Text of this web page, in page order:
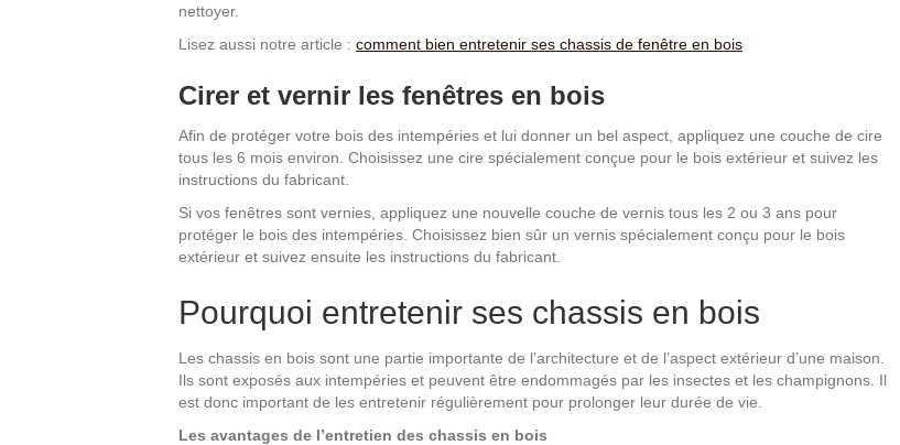
nettoyer.
Lisez aussi notre article : comment bien entretenir ses chassis de fenêtre en bois
Cirer et vernir les fenêtres en bois
Afin de protéger votre bois des intempéries et lui donner un bel aspect, appliquez une couche de cire
tous les 6 mois environ. Choisissez une cire spécialement conçue pour le bois extérieur et suivez les
instructions du fabricant.
Si vos fenêtres sont vernies, appliquez une nouvelle couche de vernis tous les 2 ou 3 ans pour
protéger le bois des intempéries. Choisissez bien sûr un vernis spécialement conçu pour le bois
extérieur et suivez ensuite les instructions du fabricant.
Pourquoi entretenir ses chassis en bois
Les chassis en bois sont une partie importante de l’architecture et de l’aspect extérieur d’une maison.
Ils sont exposés aux intempéries et peuvent être endommagés par les insectes et les champignons. Il
est donc important de les entretenir régulièrement pour prolonger leur durée de vie.
Les avantages de l’entretien des chassis en bois